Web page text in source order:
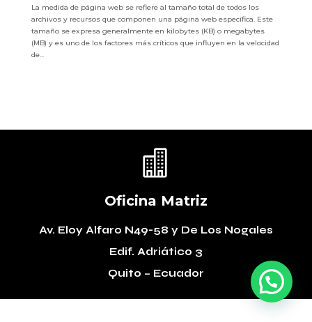
La medida de página web se refiere al tamaño total de todos los
archivos y recursos que componen una página web específica. Este
tamaño se expresa generalmente en kilobytes (KB) o megabytes
(MB) y es uno de los factores más críticos que influyen en la velocidad
de...

Oficina Matriz
Av. Eloy Alfaro N49-58 y De Los Nogales
Edif. Adriático 3
Quito – Ecuador